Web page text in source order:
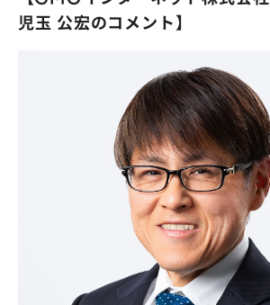
児玉 公宏のコメント】